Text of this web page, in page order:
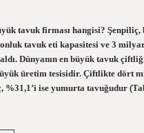
tavuk firması hangisi? Şenpiliç,
tavuk eti kapasitesi ve 3
aldı. Dünyanın en büyük tavuk
üretim tesisidir. Çiftlikte dört
%31,1’i ise yumurta tavuğudur